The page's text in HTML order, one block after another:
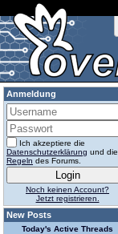
Anmeldung
Ich akzeptiere die
Datenschutzerklärung und die
Regeln des Forums.
Noch keinen Account?
Jetzt registrieren.
New Posts
Today's Active Threads